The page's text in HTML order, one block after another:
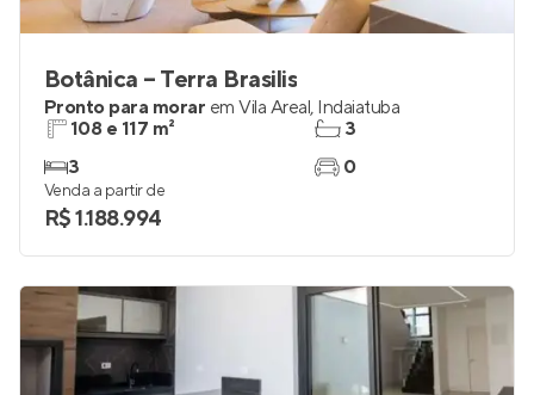
Botânica – Terra Brasilis
Pronto para morar em Vila Areal, Indaiatuba
108 e 117 m²
3
3
0
Venda a partir de
R$ 1.188.994